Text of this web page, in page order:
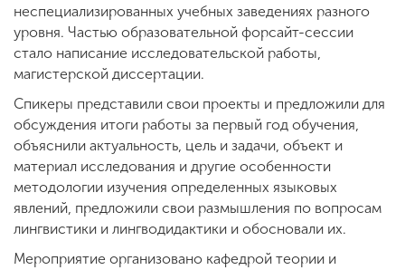
неспециализированных учебных заведениях разного
уровня. Частью образовательной форсайт-сессии
стало написание исследовательской работы,
магистерской диссертации.
Спикеры представили свои проекты и предложили для
обсуждения итоги работы за первый год обучения,
объяснили актуальность, цель и задачи, объект и
материал исследования и другие особенности
методологии изучения определенных языковых
явлений, предложили свои размышления по вопросам
лингвистики и лингводидактики и обосновали их.
Мероприятие организовано кафедрой теории и